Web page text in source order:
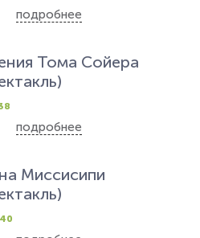
подробнее
Тома Сойера
подробнее
Миссисипи